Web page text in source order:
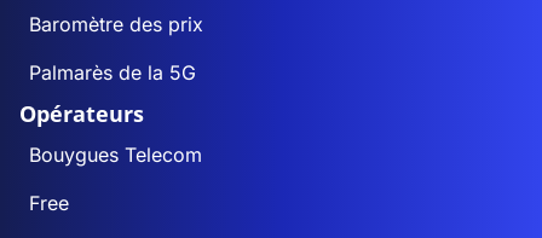
Baromètre des prix
Palmarès de la 5G
Opérateurs
Bouygues Telecom
Free